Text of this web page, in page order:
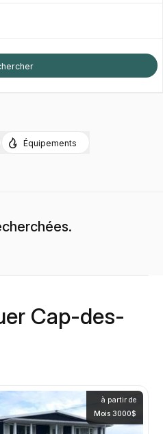
Équipements
Cap-des-
à partir de
Mois 3000$